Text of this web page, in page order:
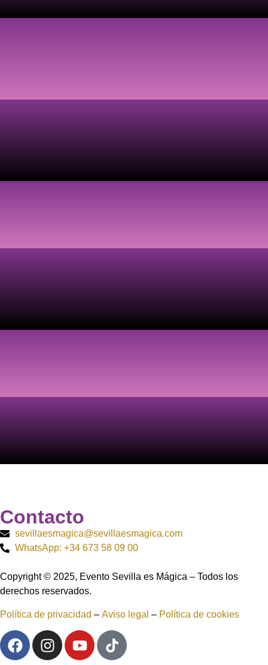
Contacto
sevillaesmagica@sevillaesmagica.com
WhatsApp: +34 673 58 09 00
Copyright © 2025, Evento Sevilla es Mágica – Todos los
derechos reservados.
Política de privacidad – Aviso legal – Política de cookies